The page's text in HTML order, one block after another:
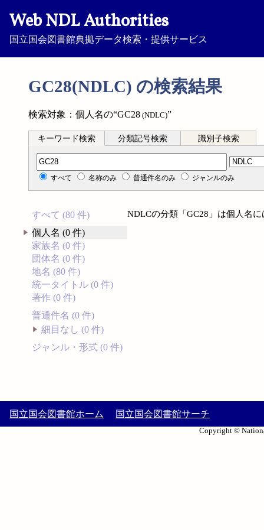
Web NDL Authorities
国立国会図書館典拠データ検索・提供サービス
GC28(NDLC) の検索結果
検索対象：個人名の“GC28 (NDLC)”
キーワード検索 分類記号検索 識別子検索
分類記号検索
すべて 名称のみ 普通件名のみ ジャンルのみ
すべて (80 件)
個人名 (0 件)
家族名 (0 件)
団体名 (0 件)
地名 (80 件)
統一タイトル (0 件)
著作 (0 件)
普通件名 (0 件)
細目なし (0 件)
ジャンル・形式 (0 件)
NDLCの分類「GC28」は個人名
国立国会図書館ホーム 国立国会図書館サーチ
Copyright ©